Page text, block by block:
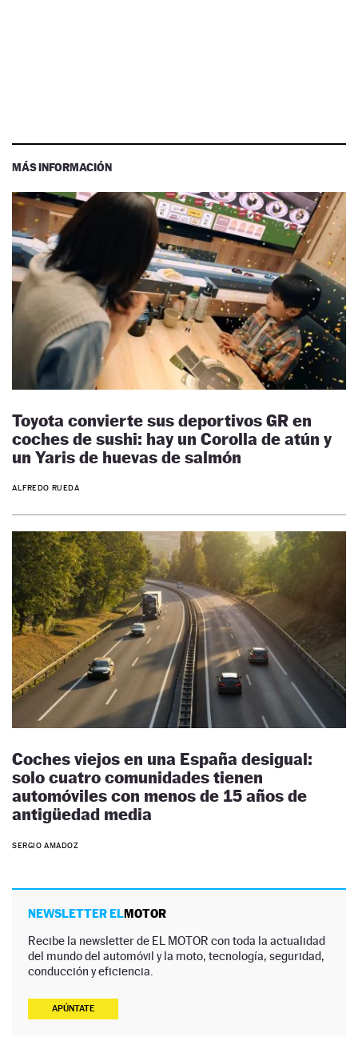
MÁS INFORMACIÓN
Toyota convierte sus deportivos GR en
coches de sushi: hay un Corolla de atún y
un Yaris de huevas de salmón
ALFREDO RUEDA
Coches viejos en una España desigual:
solo cuatro comunidades tienen
automóviles con menos de 15 años de
antigüedad media
SERGIO AMADOZ
NEWSLETTER ELMOTOR
Recibe la newsletter de EL MOTOR con toda la actualidad
del mundo del automóvil y la moto, tecnología, seguridad,
conducción y eficiencia.
APÚNTATE